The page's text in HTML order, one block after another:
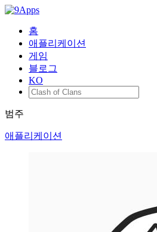
홈
애플리케이션
게임
블로그
KO
범주
애플리케이션